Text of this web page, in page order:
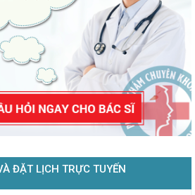
ĐẶT LỊCH TRỰC TUYẾN